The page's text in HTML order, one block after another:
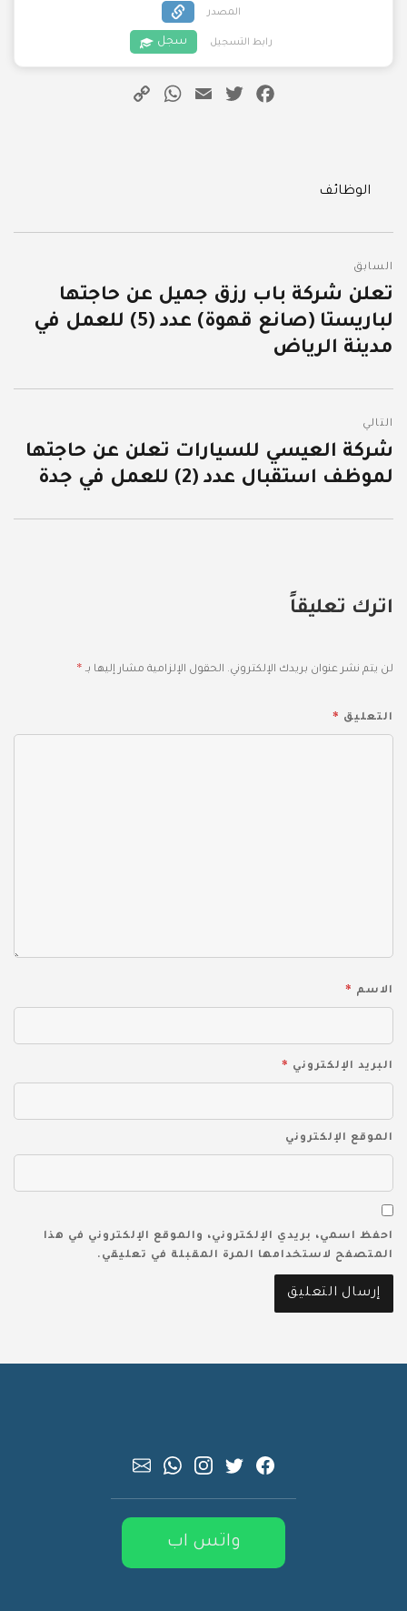
المصدر
رابط التسجيل سجل
Facebook
Twitter
Email
WhatsApp
Categories
الوظائف
المقالات
السابق
المقالة
السابقة:
تعلن شركة باب رزق جميل عن حاجتها
لباريستا (صانع قهوة) عدد (5) للعمل في
مدينة الرياض
التالي
المقالة
التالية:
شركة العيسي للسيارات تعلن عن حاجتها
لموظف استقبال عدد (2) للعمل في جدة
اترك تعليقاً
لن يتم نشر عنوان بريدك الإلكتروني. الحقول الإلزامية مشار إليها بـ *
التعليق *
الاسم *
البريد الإلكتروني *
الموقع الإلكتروني
احفظ اسمي، بريدي الإلكتروني، والموقع الإلكتروني في هذا
المتصفح لاستخدامها المرة المقبلة في تعليقي.
واتس اب